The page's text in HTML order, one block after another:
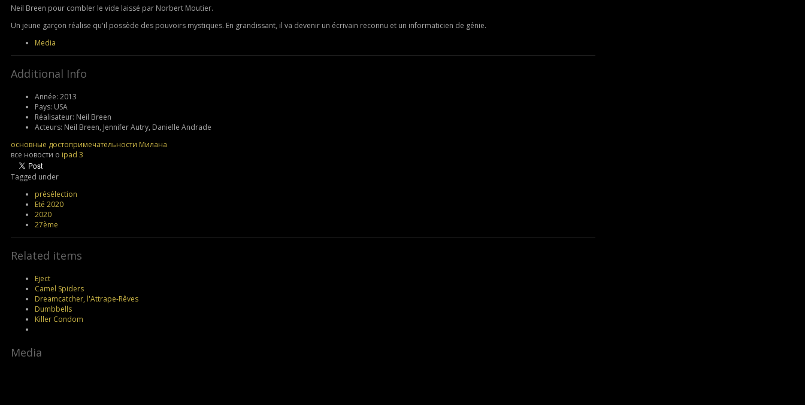
Neil Breen pour combler le vide laissé par Norbert Moutier.
Un jeune garçon réalise qu'il possède des pouvoirs mystiques. En grandissant, il va devenir un écrivain reconnu et un informaticien de génie.
Media
Additional Info
Année: 2013
Pays: USA
Réalisateur: Neil Breen
Acteurs: Neil Breen, Jennifer Autry, Danielle Andrade
основные достопримечательности Милана
все новости о ipad 3
Tagged under
présélection
Eté 2020
2020
27ème
Related items
Eject
Camel Spiders
Dreamcatcher, l'Attrape-Rêves
Dumbbells
Killer Condom
Media